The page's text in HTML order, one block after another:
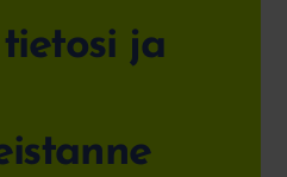
tietosi ja